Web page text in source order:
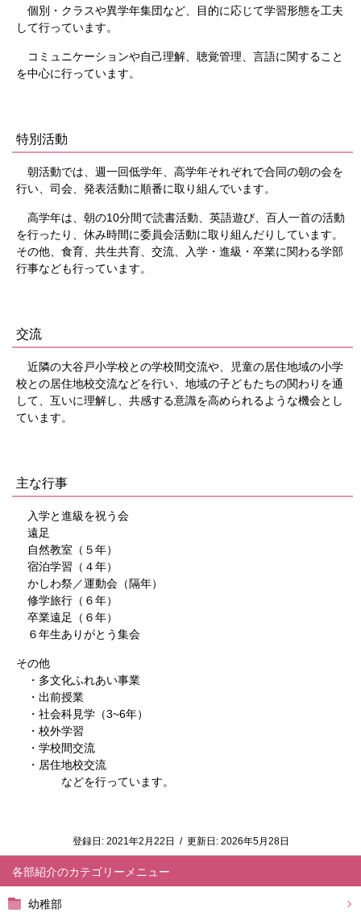
各部紹介
幼稚部
個別・クラスや異学年集団など、目的に応じて学習形態を工夫
して行っています。
コミュニケーションや自己理解、聴覚管理、言語に関すること
を中心に行っています。
特別活動
朝活動では、週一回低学年、高学年それぞれで合同の朝の会を
行い、司会、発表活動に順番に取り組んでいます。
高学年は、朝の10分間で読書活動、英語遊び、百人一首の活動
を行ったり、休み時間に委員会活動に取り組んだりしています。
その他、食育、共生共育、交流、入学・進級・卒業に関わる学部
行事なども行っています。
交流
近隣の大谷戸小学校との学校間交流や、児童の居住地域の小学
校との居住地校交流などを行い、地域の子どもたちの関わりを通
して、互いに理解し、共感する意識を高められるような機会とし
ています。
主な行事
入学と進級を祝う会
遠足
自然教室（５年）
宿泊学習（４年）
かしわ祭／運動会（隔年）
修学旅行（６年）
卒業遠足（６年）
６年生ありがとう集会
その他
・多文化ふれあい事業
・出前授業
・社会科見学（3~6年）
・校外学習
・学校間交流
・居住地校交流
などを行っています。
登録日: 2021年2月22日 / 更新日: 2026年5月28日